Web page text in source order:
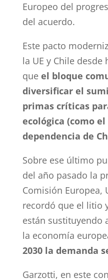
Europeo del
del acuerdo.
Este pacto
la UE y Chile desde
que el bloque
diversificar el
primas críticas
ecológica (como
dependencia de
Sobre ese último
del año pasado la
Comisión Europea,
recordó que el litio
están sustituyendo
la economía
2030 la demanda
Garzotti, en este